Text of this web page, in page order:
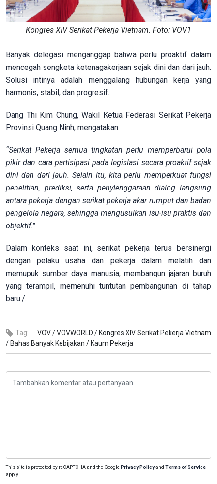
Kongres XIV Serikat Pekerja Vietnam. Foto: VOV1
Banyak delegasi menganggap bahwa perlu proaktif dalam
mencegah sengketa ketenagakerjaan sejak dini dan dari jauh.
Solusi intinya adalah menggalang hubungan kerja yang
harmonis, stabil, dan progresif.
Dang Thi Kim Chung, Wakil Ketua Federasi Serikat Pekerja
Provinsi Quang Ninh, mengatakan:
“Serikat Pekerja semua tingkatan perlu memperbarui pola
pikir dan cara partisipasi pada legislasi secara proaktif sejak
dini dan dari jauh. Selain itu, kita perlu memperkuat fungsi
penelitian, prediksi, serta penylenggaraan dialog langsung
antara pekerja dengan serikat pekerja akar rumput dan badan
pengelola negara, sehingga mengusulkan isu-isu praktis dan
objektif."
Dalam konteks saat ini, serikat pekerja terus bersinergi
dengan pelaku usaha dan pekerja dalam melatih dan
memupuk sumber daya manusia, membangun jajaran buruh
yang terampil, memenuhi tuntutan pembangunan di tahap
baru./.
Tag: VOV /VOVWORLD / Kongres XIV Serikat Pekerja Vietnam
/ Bahas Banyak Kebijakan / Kaum Pekerja
This site is protected by reCAPTCHA and the Google Privacy Policyand Terms of Service
apply.